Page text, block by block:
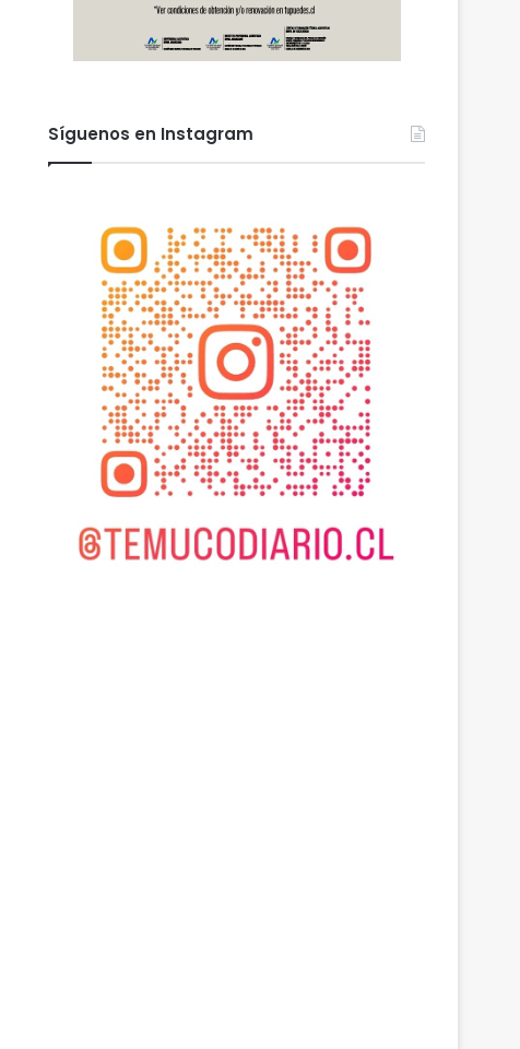
Síguenos en Instagram